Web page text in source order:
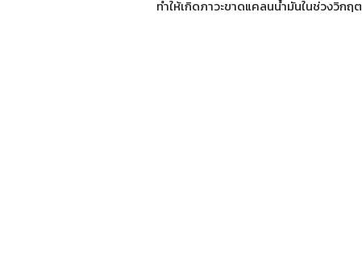
ทำให้เกิดภาวะขาดแคลนน้ำมันในช่วงวิกฤต